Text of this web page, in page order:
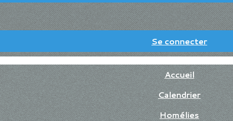
Se connecter
Accueil
Calendrier
Homélies